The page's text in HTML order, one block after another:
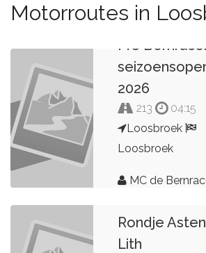
Motorroutes in
MC
2026
213
04:15
Loosbroek
Loosbroek
MC de
Rondje
Lith